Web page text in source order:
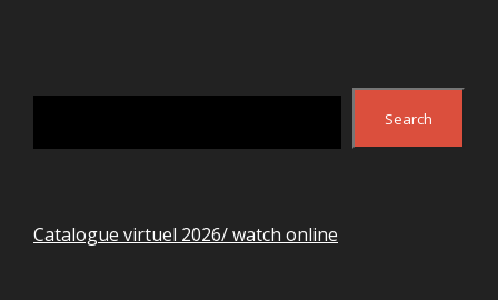
Search
Search
Catalogue virtuel 2026/ watch online